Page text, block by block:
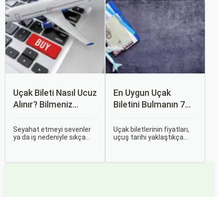
kapsamlı bir konudur. En
popüler rotalar, çeşitli
faktörlere bağlı olarak
değişebilir; bunlar arasında
ekonomik durumlar, turizm
trendleri ve uluslararası
ilişkiler bulunmaktadır.
havalimanlarında dikkat
edilmesi gereken önemli
noktaları, güvenlik
kontrollerini ve bekleme
süreleri hakkında ipuçlarını
detaylı bir şekilde ele
alacağız.
Uçak Bileti Nasıl Ucuz
Alınır? Bilmeniz
Detaylar
Seyahat etmeyi sevenler
ya da iş nedeniyle sıkça
En Uygun Uçak
Biletini Bulmanın 7
Uçak biletlerinin fiyatları,
uçuş tarihi yaklaştıkça